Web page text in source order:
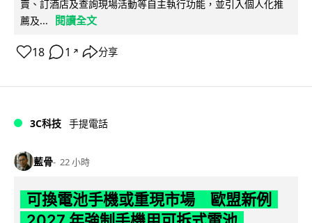
賣、訂酒店及查詢現場活動等自主執行功能，並引入個人化推
薦及...
閱讀全文
18 1 ↗ 分享
3C科技 手提電話
藍骨 22 小時
可換電池手機或重現市場 歐盟新例